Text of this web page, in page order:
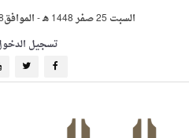
السبت 25 صفر 1448 هـ -الموافق2026/08/08م
تسجيل